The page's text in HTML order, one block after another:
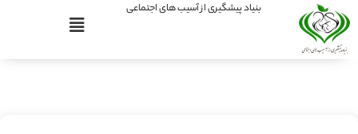
بنیاد پیشگیری از آسیب های اجتماعی